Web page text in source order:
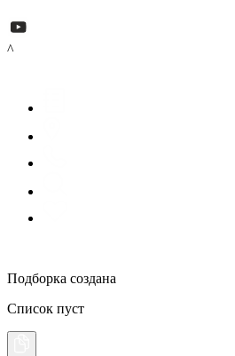
^
Подборка создана
Список пуст